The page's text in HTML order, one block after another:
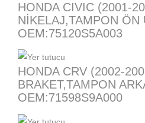
HONDA CIVIC (2001-
NİKELAJ,TAMPON ÖN
OEM:75120S5A003
HONDA CRV (2002-
BRAKET,TAMPON
OEM:71598S9A000